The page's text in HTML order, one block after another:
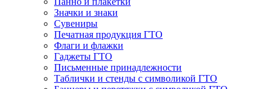
Значки и знаки
Сувениры
Печатная продукция ГТО
Флаги и флажки
Гаджеты ГТО
Письменные принадлежности
Таблички и стенды с символикой ГТО